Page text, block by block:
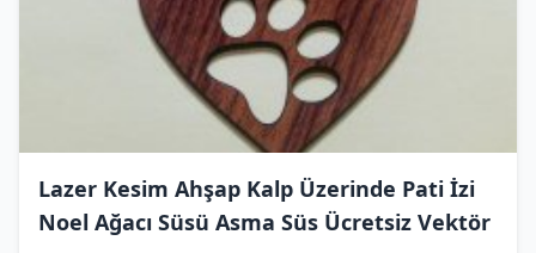
Lazer Kesim Ahşap Kalp Üzerinde Pati İzi
Noel Ağacı Süsü Asma Süs Ücretsiz Vektör